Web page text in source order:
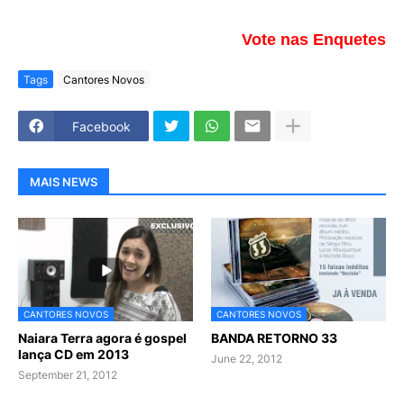
Vote nas Enquetes
Tags Cantores Novos
Facebook
MAIS NEWS
CANTORES NOVOS
Naiara Terra agora é gospel
lança CD em 2013
September 21, 2012
CANTORES NOVOS
BANDA RETORNO 33
June 22, 2012